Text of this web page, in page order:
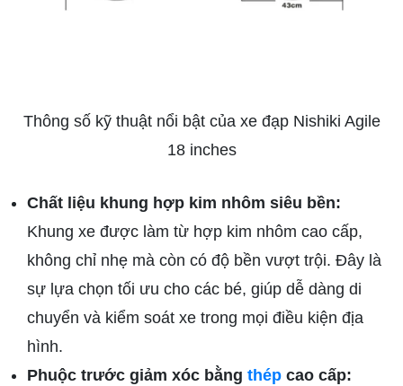
Thông số kỹ thuật nổi bật của xe đạp Nishiki Agile
18 inches
Chất liệu khung hợp kim nhôm siêu bền:
Khung xe được làm từ hợp kim nhôm cao cấp,
không chỉ nhẹ mà còn có độ bền vượt trội. Đây là
sự lựa chọn tối ưu cho các bé, giúp dễ dàng di
chuyển và kiểm soát xe trong mọi điều kiện địa
hình.
Phuộc trước giảm xóc bằng thép cao cấp: